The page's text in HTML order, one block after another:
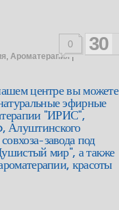
0 30
, Ароматерапия|
центре вы можете
эфирные
"ИРИС",
завода под
мир", а также
красоты